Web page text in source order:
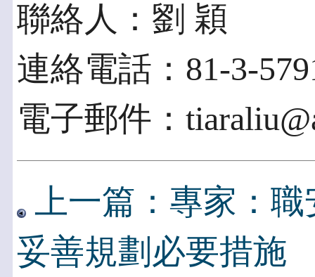
聯絡人：劉 穎
連絡電話：81-3-
電子郵件：
上一篇：專家：
妥善規劃必要措施